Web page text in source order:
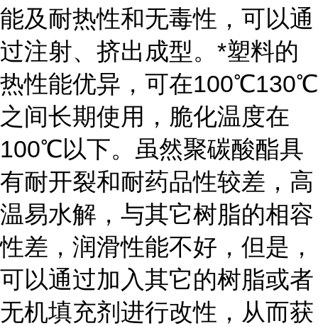
能及耐热性和无毒性，可以通
过注射、挤出成型。*塑料的
热性能优异，可在100℃130℃
之间长期使用，脆化温度在
100℃以下。虽然聚碳酸酯具
有耐开裂和耐药品性较差，高
温易水解，与其它树脂的相容
性差，润滑性能不好，但是，
可以通过加入其它的树脂或者
无机填充剂进行改性，从而获